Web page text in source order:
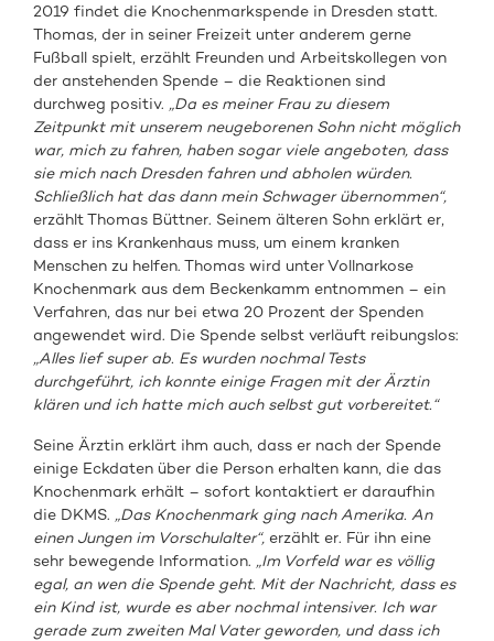
2019 findet die Knochenmarkspende in Dresden statt.
Thomas, der in seiner Freizeit unter anderem gerne
Fußball spielt, erzählt Freunden und Arbeitskollegen von
der anstehenden Spende – die Reaktionen sind
durchweg positiv. „Da es meiner Frau zu diesem
Zeitpunkt mit unserem neugeborenen Sohn nicht möglich
war, mich zu fahren, haben sogar viele angeboten, dass
sie mich nach Dresden fahren und abholen würden.
Schließlich hat das dann mein Schwager übernommen“,
erzählt Thomas Büttner. Seinem älteren Sohn erklärt er,
dass er ins Krankenhaus muss, um einem kranken
Menschen zu helfen. Thomas wird unter Vollnarkose
Knochenmark aus dem Beckenkamm entnommen – ein
Verfahren, das nur bei etwa 20 Prozent der Spenden
angewendet wird. Die Spende selbst verläuft reibungslos:
„Alles lief super ab. Es wurden nochmal Tests
durchgeführt, ich konnte einige Fragen mit der Ärztin
klären und ich hatte mich auch selbst gut vorbereitet.“
Seine Ärztin erklärt ihm auch, dass er nach der Spende
einige Eckdaten über die Person erhalten kann, die das
Knochenmark erhält – sofort kontaktiert er daraufhin
die DKMS. „Das Knochenmark ging nach Amerika. An
einen Jungen im Vorschulalter“, erzählt er. Für ihn eine
sehr bewegende Information. „Im Vorfeld war es völlig
egal, an wen die Spende geht. Mit der Nachricht, dass es
ein Kind ist, wurde es aber nochmal intensiver. Ich war
gerade zum zweiten Mal Vater geworden, und dass ich